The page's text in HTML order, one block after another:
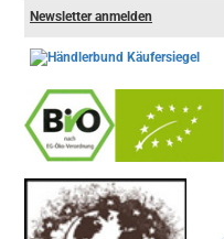
Newsletter anmelden